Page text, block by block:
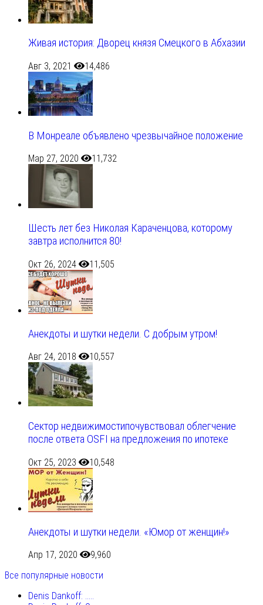
Живая история: Дворец князя Смецкого в Абхазии
Авг 3, 2021 14,486
В Монреале объявлено чрезвычайное положение
Мар 27, 2020 11,732
Шесть лет без Николая Караченцова, которому
завтра исполнится 80!
Окт 26, 2024 11,505
Анекдоты и шутки недели. С добрым утром!
Авг 24, 2018 10,557
Сектор недвижимостипочувствовал облегчение
после ответа OSFI на предложения по ипотеке
Окт 25, 2023 10,548
Анекдоты и шутки недели. «Юмор от женщин!»
Апр 17, 2020
9,960
Все популярные новости
Denis Dankoff: .....